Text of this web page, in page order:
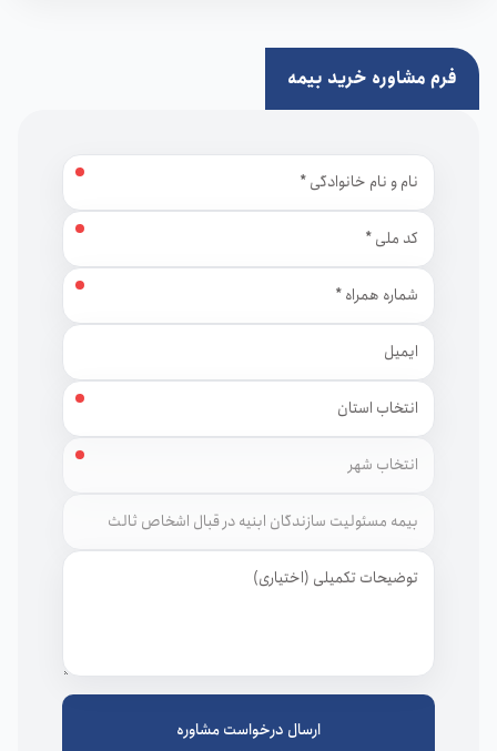
فرم مشاوره خرید بیمه
نام و نام خانوادگی
کد ملی
شماره همراه
ایمیل
استان
شهر
توضیحات
ارسال درخواست مشاوره